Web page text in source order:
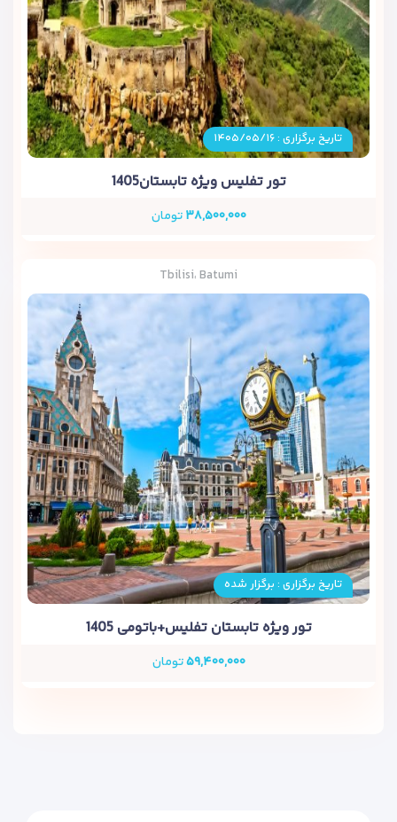
تاریخ برگزاری : ۱۴۰۵/۰۵/۱۶
تور تفلیس ویژه تابستان1405
۳۸,۵۰۰,۰۰۰تومان
Tbilisi، Batumi
تاریخ برگزاری : برگزار شده
تور ویژه تابستان تفلیس+باتومی 1405
۵۹,۴۰۰,۰۰۰تومان